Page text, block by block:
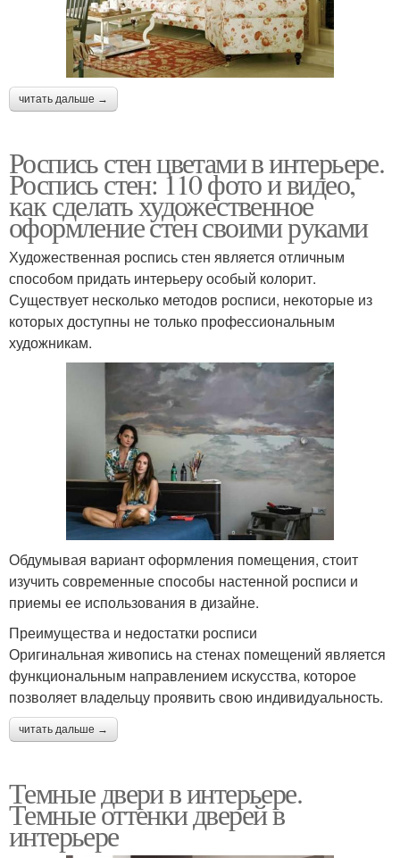
читать дальше →
Роспись стен цветами в интерьере.
Роспись стен: 110 фото и видео,
как сделать художественное
оформление стен своими руками
Художественная роспись стен является отличным
способом придать интерьеру особый колорит.
Существует несколько методов росписи, некоторые из
которых доступны не только профессиональным
художникам.
Обдумывая вариант оформления помещения, стоит
изучить современные способы настенной росписи и
приемы ее использования в дизайне.
Преимущества и недостатки росписи
Оригинальная живопись на стенах помещений является
функциональным направлением искусства, которое
позволяет владельцу проявить свою индивидуальность.
читать дальше →
Темные двери в интерьере.
Темные оттенки дверей в
интерьере